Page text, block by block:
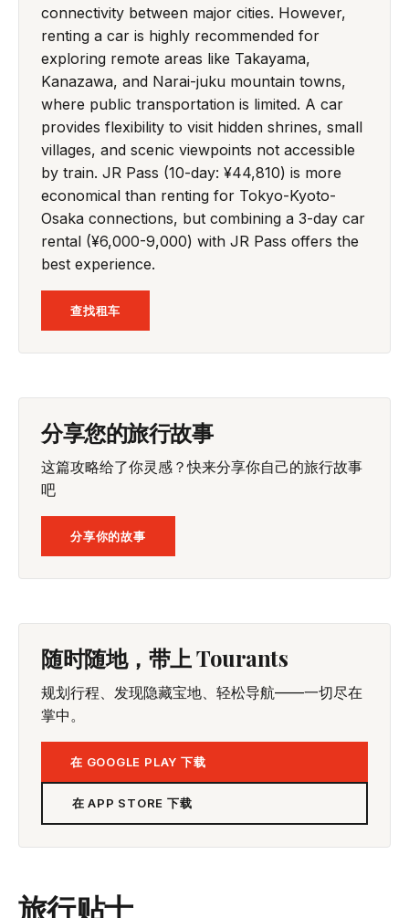
connectivity between major cities. However,
renting a car is highly recommended for
exploring remote areas like Takayama,
Kanazawa, and Narai-juku mountain towns,
where public transportation is limited. A car
provides flexibility to visit hidden shrines, small
villages, and scenic viewpoints not accessible
by train. JR Pass (10-day: ¥44,810) is more
economical than renting for Tokyo-Kyoto-
Osaka connections, but combining a 3-day car
rental (¥6,000-9,000) with JR Pass offers the
best experience.
查找租车
分享您的旅行故事
这篇攻略给了你灵感？快来分享你自己的旅行故事
吧
分享你的故事
随时随地，带上 Tourants
规划行程、发现隐藏宝地、轻松导航——一切尽在
掌中。
在 GOOGLE PLAY 下载
在 APP STORE 下载
旅行贴士